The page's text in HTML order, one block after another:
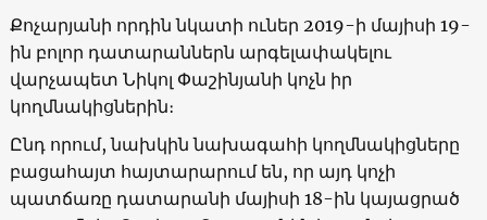
Քոչարյանի որդին նկատի ուներ 2019-ի մայիսի 19-
ին բոլոր դատարաններն արգելափակելու
վարչապետ Նիկոլ Փաշինյանի կոչն իր
կողմնակիցներին։
Ընդ որում, նախկին նախագահի կողմնակիցները
բացահայտ հայտարարում են, որ այդ կոչի
պատճառը դատարանի մայիսի 18-ին կայացրած